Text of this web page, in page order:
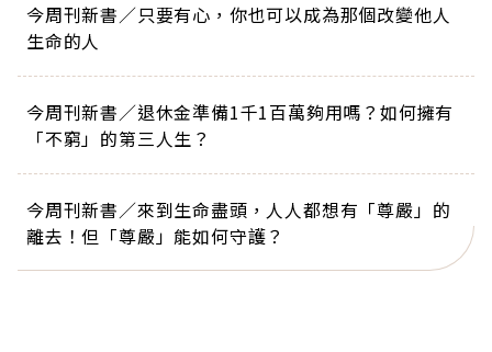
今周刊新書／只要有心，你也可以成為那個改變他人
生命的人
今周刊新書／退休金準備1千1百萬夠用嗎？如何擁有
「不窮」的第三人生？
今周刊新書／來到生命盡頭，人人都想有「尊嚴」的
離去！但「尊嚴」能如何守護？